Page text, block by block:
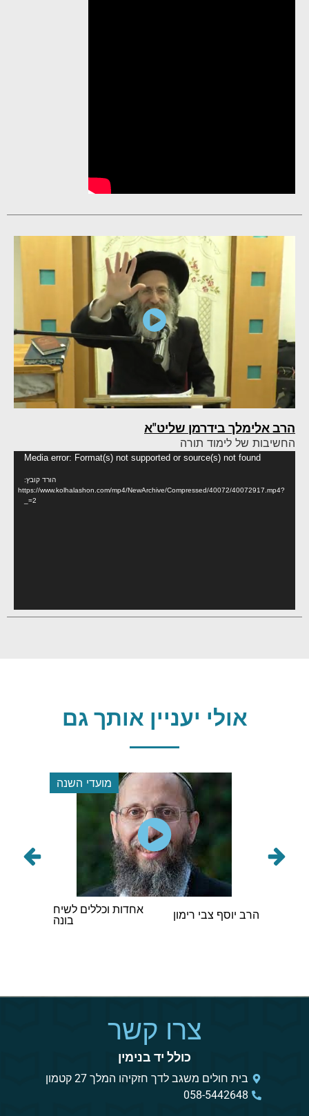
הרב אלימלך בידרמן שליט"א
החשיבות של לימוד תורה
Media error: Format(s) not supported or source(s) not found
הורד קובץ:
https://www.kolhalashon.com/mp4/NewArchive/Compressed/40072/40072917.mp4?
_=2
אולי יעניין אותך גם
מועדי השנה
הרב אברהם אבא
וינגורט
מחשבת המן הרשע
והאנטישמיות
צרו קשר
כולל יד בנימין
בית חולים משגב לדך חזקיהו המלך 27 קטמון
058-5442648